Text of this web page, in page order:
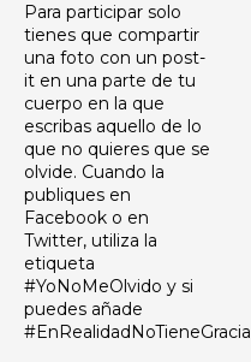
Para participar solo
tienes que compartir
una foto con un post-
it en una parte de tu
cuerpo en la que
escribas aquello de lo
que no quieres que se
olvide. Cuando la
publiques en
Facebook o en
Twitter, utiliza la
etiqueta
#YoNoMeOlvido y si
puedes añade
#EnRealidadNoTieneGracia